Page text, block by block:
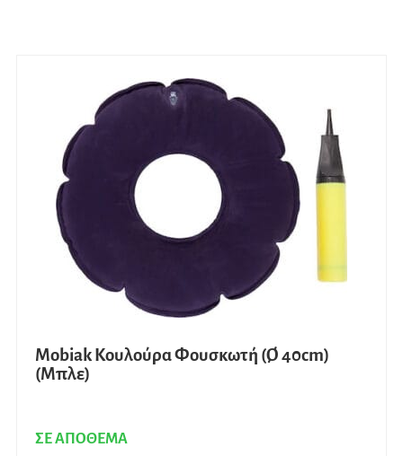
Mobiak Κουλούρα Φουσκωτή (Ø 40cm)
(Μπλε)
ΣΕ ΑΠΟΘΕΜΑ